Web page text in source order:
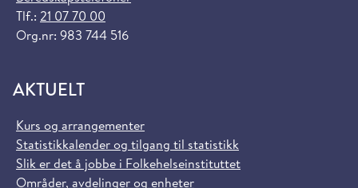
Tlf.: 21 07 70 00
Org.nr: 983 744 516
AKTUELT
Kurs og arrangementer
Statistikkalender og tilgang til statistikk
Slik er det å jobbe i Folkehelseinstituttet
Områder, avdelinger og enheter